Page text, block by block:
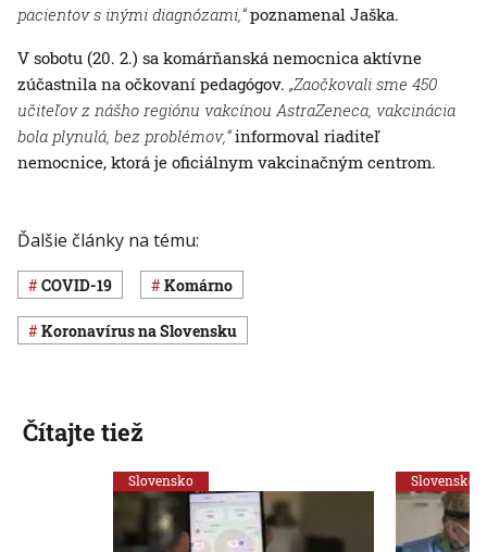
pacientov s inými diagnózami,“poznamenal Jaška.
V sobotu (20. 2.) sa komárňanská nemocnica aktívne
zúčastnila na očkovaní pedagógov. „Zaočkovali sme 450
učiteľov z nášho regiónu vakcínou AstraZeneca, vakcinácia
bola plynulá, bez problémov,“informoval riaditeľ
nemocnice, ktorá je oficiálnym vakcinačným centrom.
Ďalšie články na tému:
COVID-19 Komárno
koronavírus na Slovensku
Čítajte tiež
Slovensko Slovensko